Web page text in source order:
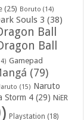
(25) Boruto (14)
Souls 3 (38)
Ball
Ball
Gamepad
(79)
(15) Naruto
Storm 4 (29) NiER
Playstation (18)